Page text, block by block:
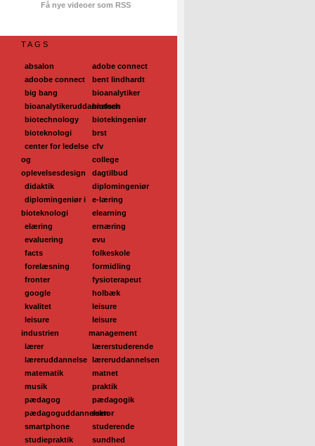
Få nye videoer som RSS
TAGS
absalon
adobe connect
adoobe connect
bent lindhardt
big bang
bioanalytiker
bioanalytikeruddannelsen
biotech
biotechnology
biotekingeniør
bioteknologi
brst
center for ledelse
og
oplevelsesdesign
cfv
college
dagtilbud
didaktik
diplomingeniør
diplomingeniør i
bioteknologi
e-læring
elearning
elæring
ernæring
evaluering
evu
facts
folkeskole
forelæsning
formidling
fronter
fysioterapeut
google
holbæk
kvalitet
leisure
leisure
industrien
leisure
management
lærer
lærerstuderende
læreruddannelse læreruddannelsen
matematik
matnet
musik
praktik
pædagog
pædagogik
pædagoguddannelsen
rektor
smartphone
studerende
studiepraktik
sundhed